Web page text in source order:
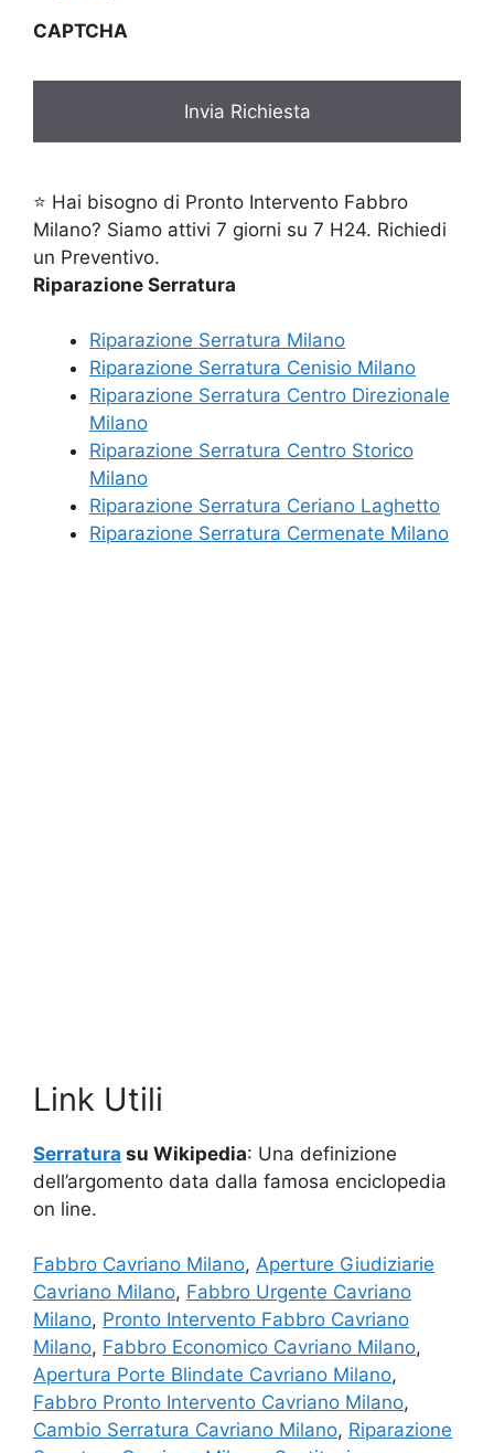
CAPTCHA
⭐ Hai bisogno di Pronto Intervento Fabbro
Milano? Siamo attivi 7 giorni su 7 H24. Richiedi
un Preventivo.
Riparazione Serratura
Riparazione Serratura Milano
Riparazione Serratura Cenisio Milano
Riparazione Serratura Centro Direzionale
Milano
Riparazione Serratura Centro Storico
Milano
Riparazione Serratura Ceriano Laghetto
Riparazione Serratura Cermenate Milano
Link Utili
Serratura su Wikipedia: Una definizione
dell’argomento data dalla famosa enciclopedia
on line.
Fabbro Cavriano Milano, Aperture Giudiziarie
Cavriano Milano, Fabbro Urgente Cavriano
Milano, Pronto Intervento Fabbro Cavriano
Milano, Fabbro Economico Cavriano Milano,
Apertura Porte Blindate Cavriano Milano,
Fabbro Pronto Intervento Cavriano Milano,
Cambio Serratura Cavriano Milano, Riparazione